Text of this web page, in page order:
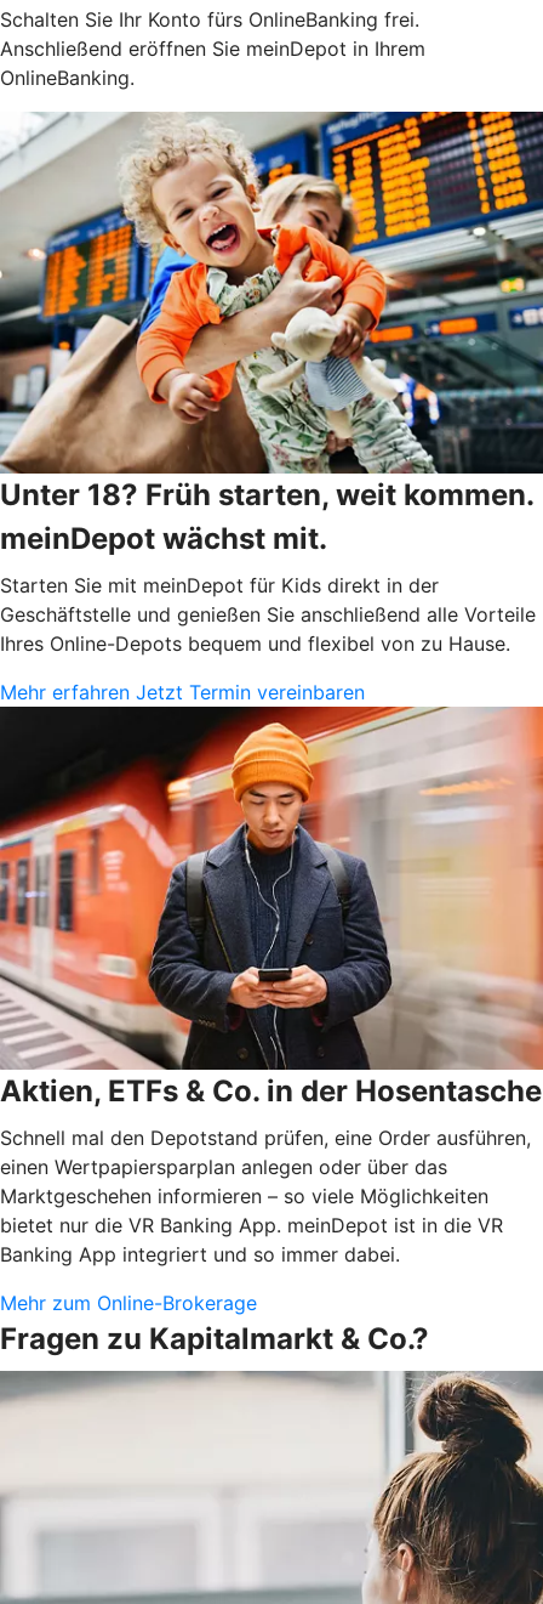
Schalten Sie Ihr Konto fürs OnlineBanking frei.
Anschließend eröffnen Sie meinDepot in Ihrem
OnlineBanking.
Unter 18? Früh starten, weit kommen.
meinDepot wächst mit.
Starten Sie mit meinDepot für Kids direkt in der
Geschäftstelle und genießen Sie anschließend alle Vorteile
Ihres Online-Depots bequem und flexibel von zu Hause.
Mehr erfahren Jetzt Termin vereinbaren
Aktien, ETFs & Co. in der Hosentasche
Schnell mal den Depotstand prüfen, eine Order ausführen,
einen Wertpapiersparplan anlegen oder über das
Marktgeschehen informieren – so viele Möglichkeiten
bietet nur die VR Banking App. meinDepot ist in die VR
Banking App integriert und so immer dabei.
Mehr zum Online-Brokerage
Fragen zu Kapitalmarkt & Co.?